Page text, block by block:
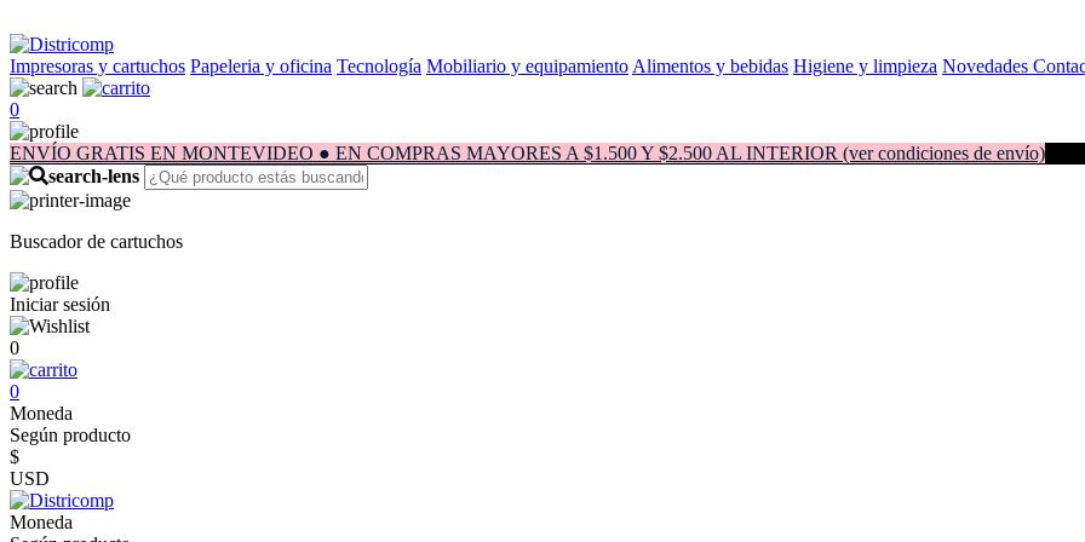
Impresoras y cartuchos Papeleria y oficina Tecnología Mobiliario y equipamiento Alimentos y bebidas Higiene y limpieza Novedades
0
ENVÍO GRATIS EN MONTEVIDEO ● EN COMPRAS MAYORES A $1.500 Y $2.500 AL INTERIOR (ver condiciones de envío)
Buscador de cartuchos
Iniciar sesión
0
0
Moneda
Según producto
$
USD
Moneda